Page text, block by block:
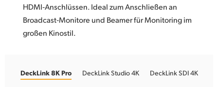
HDMI‑Anschlüssen. Ideal zum Anschließen an
Broadcast‑Monitore und Beamer für Monitoring im
großen Kinostil.
DeckLink 8K Pro DeckLink Studio 4K DeckLink SDI 4K